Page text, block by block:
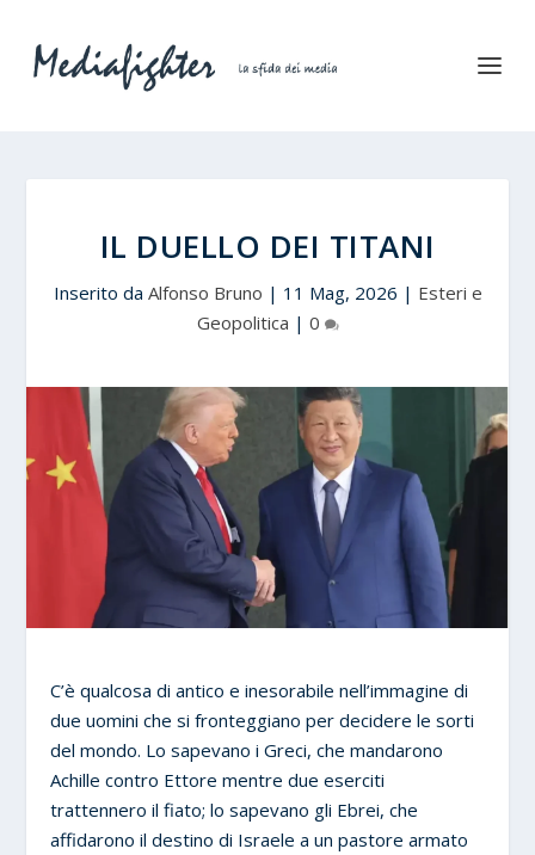
IL DUELLO DEI TITANI
Inserito da Alfonso Bruno | 11 Mag, 2026 | Esteri e
Geopolitica | 0
C’è qualcosa di antico e inesorabile nell’immagine di
due uomini che si fronteggiano per decidere le sorti
del mondo. Lo sapevano i Greci, che mandarono
Achille contro Ettore mentre due eserciti
trattennero il fiato; lo sapevano gli Ebrei, che
affidarono il destino di Israele a un pastore armato